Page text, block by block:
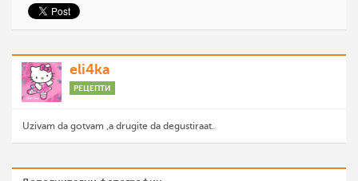
eli4ka
РЕЦЕПТИ
Uzivam da gotvam ,a drugite da degustiraat.